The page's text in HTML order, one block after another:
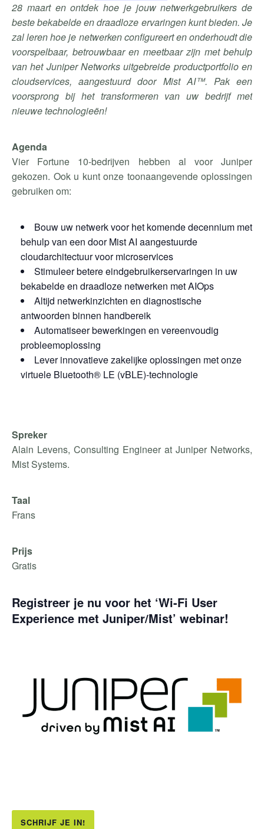
28 maart en ontdek hoe je jouw netwerkgebruikers de
beste bekabelde en draadloze ervaringen kunt bieden. Je
zal leren hoe je netwerken configureert en onderhoudt die
voorspelbaar, betrouwbaar en meetbaar zijn met behulp
van het Juniper Networks uitgebreide productportfolio en
cloudservices, aangestuurd door Mist AI™. Pak een
voorsprong bij het transformeren van uw bedrijf met
nieuwe technologieën!
Agenda
Vier Fortune 10-bedrijven hebben al voor Juniper
gekozen. Ook u kunt onze toonaangevende oplossingen
gebruiken om:
Bouw uw netwerk voor het komende decennium met
behulp van een door Mist AI aangestuurde
cloudarchitectuur voor microservices
Stimuleer betere eindgebruikerservaringen in uw
bekabelde en draadloze netwerken met AIOps
Altijd netwerkinzichten en diagnostische
antwoorden binnen handbereik
Automatiseer bewerkingen en vereenvoudig
probleemoplossing
Lever innovatieve zakelijke oplossingen met onze
virtuele Bluetooth® LE (vBLE)-technologie
Spreker
Alain Levens, Consulting Engineer at Juniper Networks,
Mist Systems.
Taal
Frans
Prijs
Gratis
Registreer je nu voor het ‘Wi-Fi User
Experience met Juniper/Mist’ webinar!
SCHRIJF JE IN!